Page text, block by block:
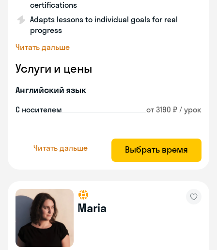
certifications
Adapts lessons to individual goals for real
progress
Читать дальше
Услуги и цены
Английский язык
С носителем от 3190 ₽ / урок
Читать дальше Выбрать время
Maria